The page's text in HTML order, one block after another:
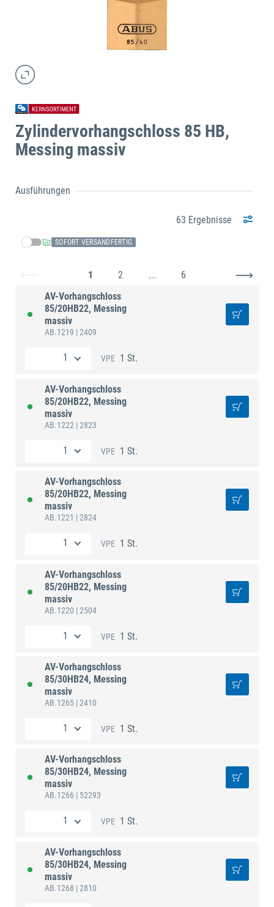
Zylindervorhangschloss 85 HB,
Messing massiv
Ausführungen
63 Ergebnisse
SOFORT VERSANDFERTIG
1 2 ...
6
AV-Vorhangschloss
85/20HB22, Messing
massiv
AB.1219 | 2409
VPE 1 St.
AV-Vorhangschloss
85/20HB22, Messing
massiv
AB.1222 | 2823
VPE 1 St.
AV-Vorhangschloss
85/20HB22, Messing
massiv
AB.1221 | 2824
VPE 1 St.
AV-Vorhangschloss
85/20HB22, Messing
massiv
AB.1220 | 2504
VPE 1 St.
AV-Vorhangschloss
85/30HB24, Messing
massiv
AB.1265 | 2410
VPE 1 St.
AV-Vorhangschloss
85/30HB24, Messing
massiv
AB.1266 | 52293
VPE 1 St.
AV-Vorhangschloss
85/30HB24, Messing
massiv
AB.1268 | 2810